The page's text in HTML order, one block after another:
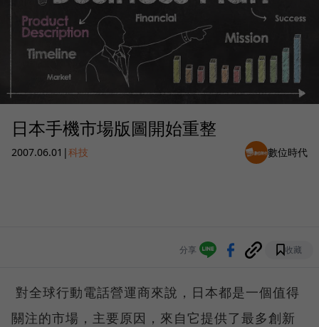
日本手機市場版圖開始重整
2007.06.01 |科技 數位時代
分享 收藏
對全球行動電話營運商來說，日本都是一個值得
關注的市場，主要原因，來自它提供了最多創新